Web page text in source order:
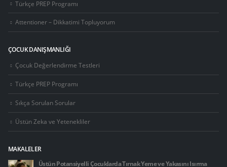
Türkçe PREP Programı
Attentioner – Dikkatimi Topluyorum
ÇOCUK DANIŞMANLIĞI
Çocuk Değerlendirme Testleri
Türkçe PREP Programı
Sıkça Sorulan Sorular
Üstün Zeka ve Yetenekliler
MAKALELER
Üstün Potansiyelli Çocuklarda Tırnak Yeme ve Yakasını Isırma